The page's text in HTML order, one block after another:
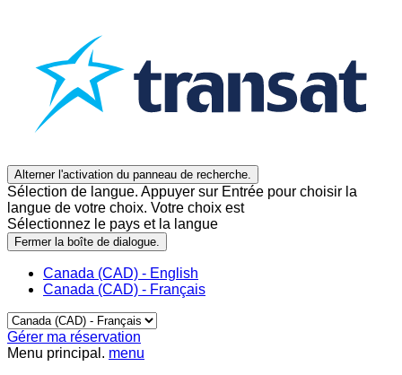
Alterner l'activation du panneau de recherche.
Sélection de langue. Appuyer sur Entrée pour choisir la
langue de votre choix. Votre choix est
Sélectionnez le pays et la langue
Fermer la boîte de dialogue.
Canada (CAD) - English
Canada (CAD) - Français
Gérer ma réservation
Menu principal. menu